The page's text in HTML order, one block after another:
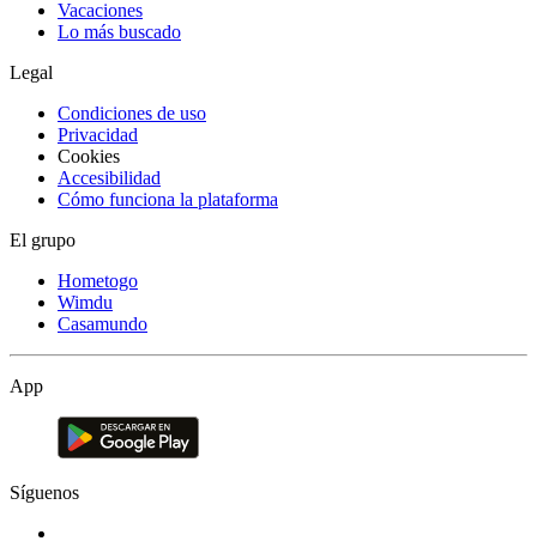
Vacaciones
Lo más buscado
Legal
Condiciones de uso
Privacidad
Cookies
Accesibilidad
Cómo funciona la plataforma
El grupo
Hometogo
Wimdu
Casamundo
App
Síguenos